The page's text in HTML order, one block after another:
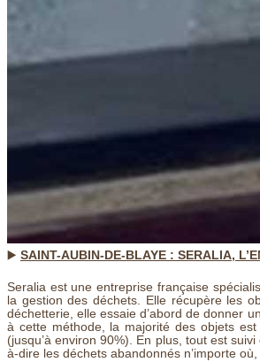
▶️ SAINT-AUBIN-DE-BLAYE : SERALIA,
Seralia est une entreprise française
la gestion des déchets. Elle récupère les
déchetterie, elle essaie d’abord de donner
à cette méthode, la majorité des objets
(jusqu’à environ 90%). En plus, tout est
à-dire les déchets abandonnés n’importe